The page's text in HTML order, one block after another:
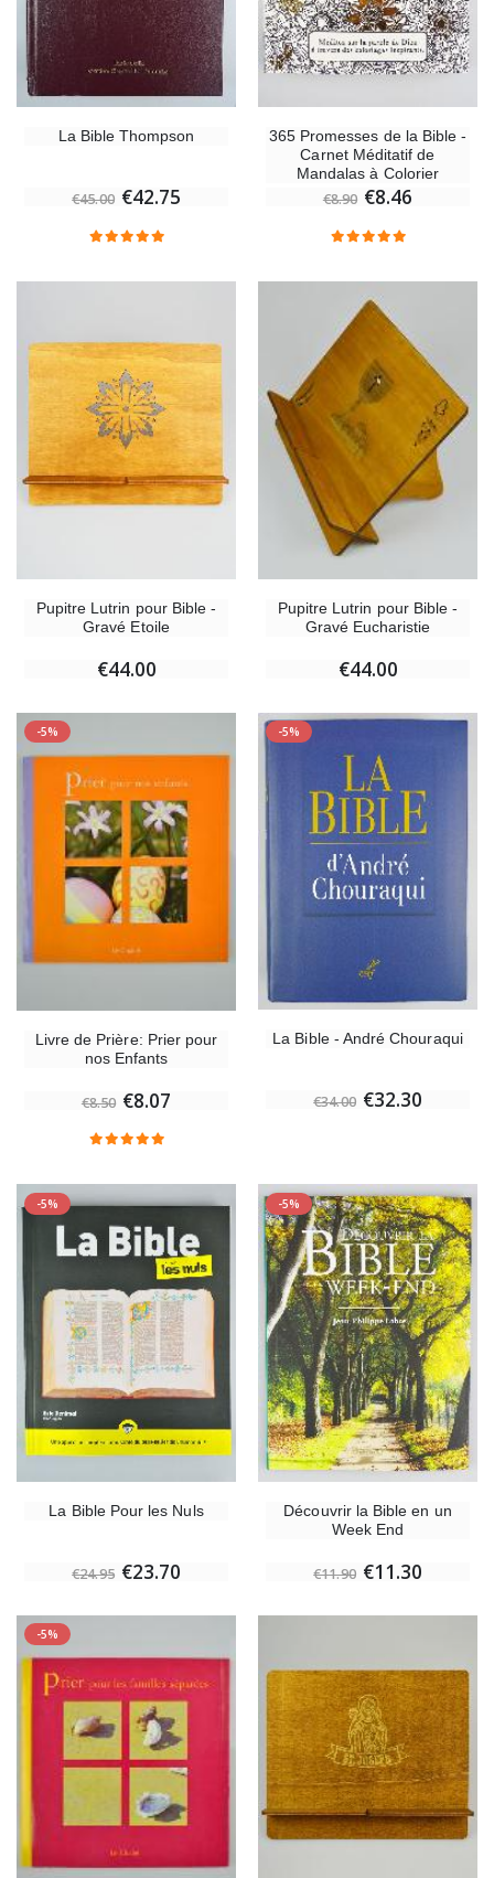
La Bible Thompson
€45.00 €42.75
365 Promesses de la Bible -
Carnet Méditatif de
Mandalas à Colorier
€8.90 €8.46
Pupitre Lutrin pour Bible -
Gravé Etoile
€44.00
Pupitre Lutrin pour Bible -
Gravé Eucharistie
€44.00
-5%
Livre de Prière: Prier pour
nos Enfants
€8.50 €8.07
-5%
La Bible - André Chouraqui
€34.00 €32.30
-5%
La Bible Pour les Nuls
€24.95 €23.70
-5%
Découvrir la Bible en un
Week End
€11.90 €11.30
-5%